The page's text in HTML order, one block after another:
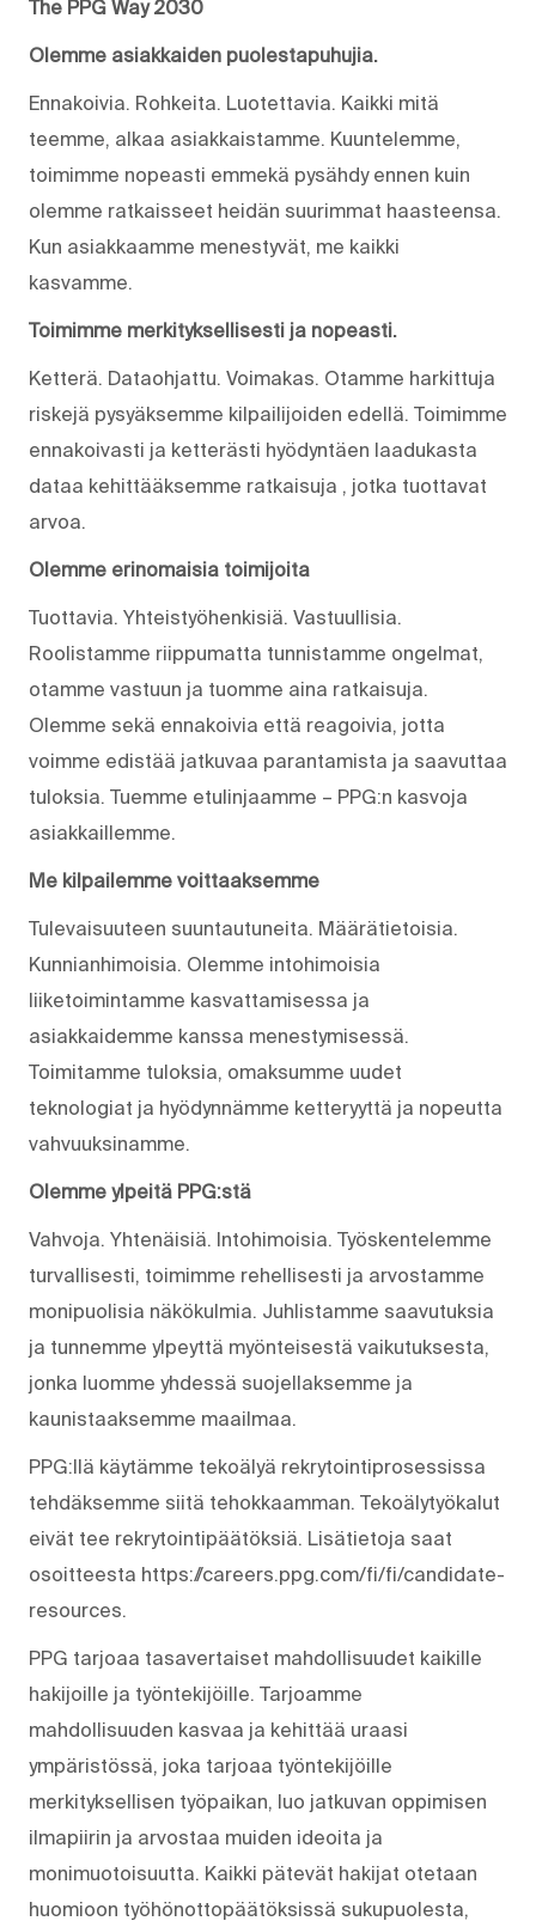
The PPG Way 2030
Olemme asiakkaiden puolestapuhujia.
Ennakoivia. Rohkeita. Luotettavia. Kaikki mitä
teemme, alkaa asiakkaistamme. Kuuntelemme,
toimimme nopeasti emmekä pysähdy ennen kuin
olemme ratkaisseet heidän suurimmat haasteensa.
Kun asiakkaamme menestyvät, me kaikki
kasvamme.
Toimimme merkityksellisesti ja nopeasti.
Ketterä. Dataohjattu. Voimakas. Otamme harkittuja
riskejä pysyäksemme kilpailijoiden edellä. Toimimme
ennakoivasti ja ketterästi hyödyntäen laadukasta
dataa kehittääksemme ratkaisuja , jotka tuottavat
arvoa.
Olemme erinomaisia toimijoita
Tuottavia. Yhteistyöhenkisiä. Vastuullisia.
Roolistamme riippumatta tunnistamme ongelmat,
otamme vastuun ja tuomme aina ratkaisuja.
Olemme sekä ennakoivia että reagoivia, jotta
voimme edistää jatkuvaa parantamista ja saavuttaa
tuloksia. Tuemme etulinjaamme – PPG:n kasvoja
asiakkaillemme.
Me kilpailemme voittaaksemme
Tulevaisuuteen suuntautuneita. Määrätietoisia.
Kunnianhimoisia. Olemme intohimoisia
liiketoimintamme kasvattamisessa ja
asiakkaidemme kanssa menestymisessä.
Toimitamme tuloksia, omaksumme uudet
teknologiat ja hyödynnämme ketteryyttä ja nopeutta
vahvuuksinamme.
Olemme ylpeitä PPG:stä
Vahvoja. Yhtenäisiä. Into­himoisia. Työskentelemme
turvallisesti, toimimme rehellisesti ja arvostamme
monipuolisia näkökulmia. Juhlistamme saavutuksia
ja tunnemme ylpeyttä myönteisestä vaikutuksesta,
jonka luomme yhdessä suojellaksemme ja
kaunistaaksemme maailmaa.
PPG:llä käytämme tekoälyä rekrytointiprosessissa
tehdäksemme siitä tehokkaamman. Tekoälytyökalut
eivät tee rekrytointipäätöksiä. Lisätietoja saat
osoitteesta https://careers.ppg.com/fi/fi/candidate-
resources.
PPG tarjoaa tasavertaiset mahdollisuudet kaikille
hakijoille ja työntekijöille. Tarjoamme
mahdollisuuden kasvaa ja kehittää uraasi
ympäristössä, joka tarjoaa työntekijöille
merkityksellisen työpaikan, luo jatkuvan oppimisen
ilmapiirin ja arvostaa muiden ideoita ja
monimuotoisuutta. Kaikki pätevät hakijat otetaan
huomioon työhönottopäätöksissä sukupuolesta,